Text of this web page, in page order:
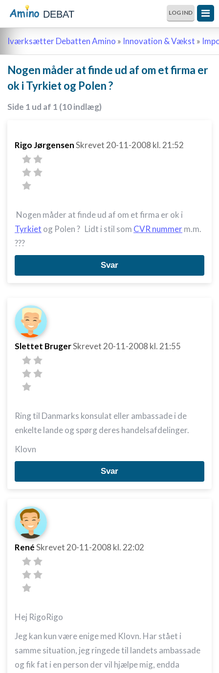
DEBAT LOG IND
Iværksætter Debatten Amino » Innovation & Vækst »
Nogen måder at finde ud af om et firma er
ok i Tyrkiet og Polen ?
Side 1 ud af 1 (10 indlæg)
Rigo JørgensenSkrevet 20-11-2008 kl. 21:52
Nogen måder at finde ud af om et firma er ok i
Tyrkiet og Polen ? Lidt i stil som CVR nummerm.m.
???
Svar
Slettet BrugerSkrevet 20-11-2008 kl. 21:55
Ring til Danmarks konsulat eller ambassade i de
enkelte lande og spørg deres handelsafdelinger.
Klovn
Svar
RenéSkrevet 20-11-2008 kl. 22:02
Hej RigoRigo
Jeg kan kun være enige med Klovn. Har stået i
samme situation, jeg ringede til landets ambassade
og fik fat i en person der vil hjælpe mig, endda